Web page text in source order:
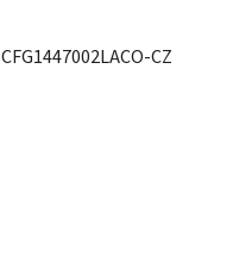
CFG1447002LACO-CZ